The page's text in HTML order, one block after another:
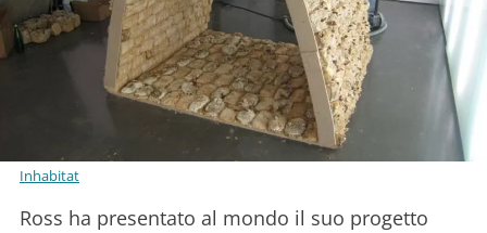
Inhabitat
Ross ha presentato al mondo il suo progetto